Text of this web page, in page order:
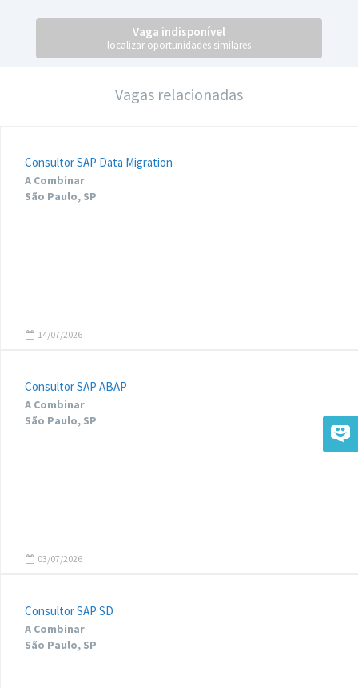
Vaga indisponível
localizar oportunidades similares
Vagas relacionadas
Consultor SAP Data Migration
A Combinar
São Paulo, SP
14/07/2026
Consultor SAP ABAP
A Combinar
São Paulo, SP
03/07/2026
Consultor SAP SD
A Combinar
São Paulo, SP